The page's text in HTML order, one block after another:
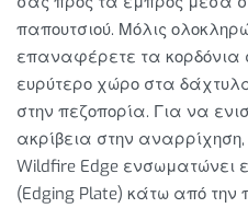
παπουτσιού. Μόλις
επαναφέρετε τα κορδόνια
ευρύτερο χώρο στα
στην πεζοπορία. Για να
ακρίβεια στην
Wildfire Edge ενσωματώνει
(Edging Plate) κάτω από την